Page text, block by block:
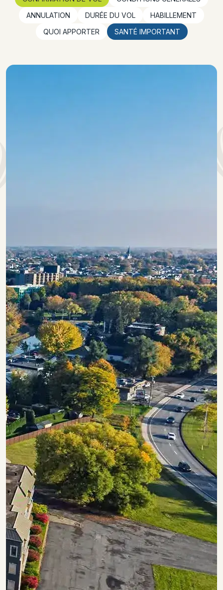
ANNULATION
DURÉE DU VOL
HABILLEMENT
QUOI APPORTER
SANTÉ IMPORTANT